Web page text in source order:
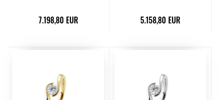
7.198,80 EUR 5.158,80 EUR